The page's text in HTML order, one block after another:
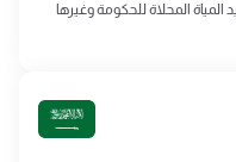
المحلاة للحكومة وغيرها